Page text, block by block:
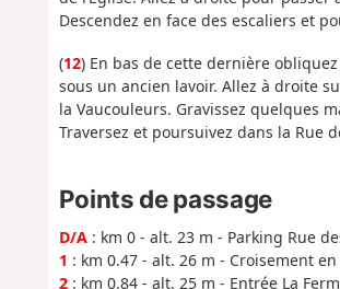
Descendez en face des escaliers et
(12) En bas de cette dernière
sous un ancien lavoir. Allez à droite
la Vaucouleurs. Gravissez quelques
Traversez et poursuivez dans la Rue
Points de passage
D/A: km 0 - alt. 23 m - Parking Rue
1 : km 0.47 - alt. 26 m - Croisement en
2: km 0.84 - alt. 25 m - Entrée La